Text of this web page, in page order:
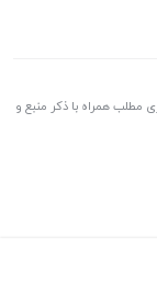
همراه با ذکر منبع و